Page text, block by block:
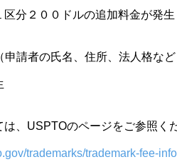
分２００ドルの追加料金が発生
申請者の氏名、住所、法人格な
、USPTOのページをご参照く
trademarks/trademark-fee-